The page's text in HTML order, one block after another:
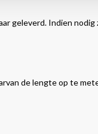
geleverd. Indien
de lengte op te